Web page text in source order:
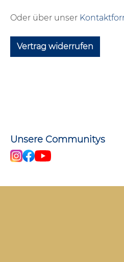
Oder über unser
Vertrag widerrufen
Unsere Communitys